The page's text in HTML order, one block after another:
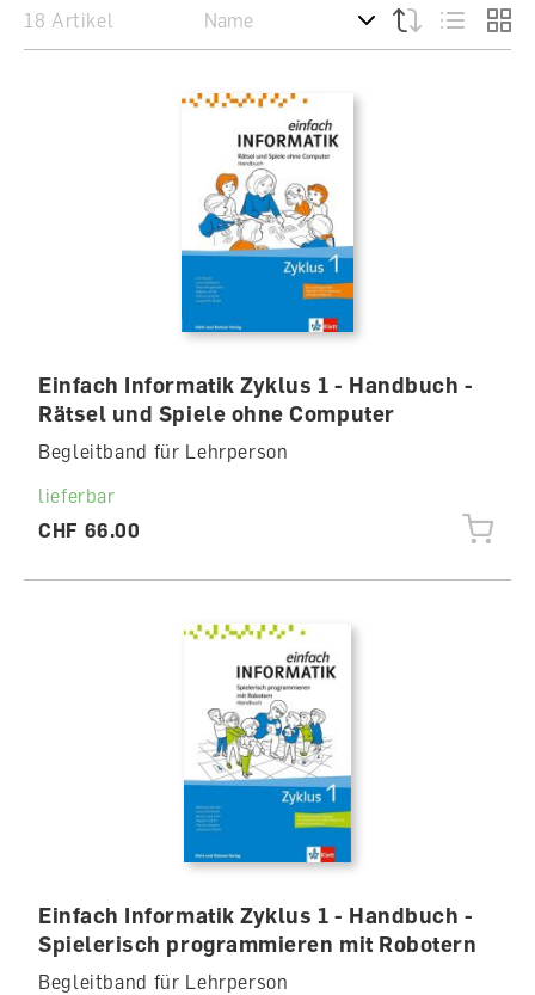
18 Artikel
Einfach Informatik Zyklus 1 - Handbuch -
Rätsel und Spiele ohne Computer
Begleitband für Lehrperson
lieferbar
CHF 66.00
Einfach Informatik Zyklus 1 - Handbuch -
Spielerisch programmieren mit Robotern
Begleitband für Lehrperson